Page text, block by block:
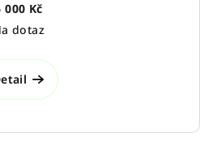
000 Kč
dotaz